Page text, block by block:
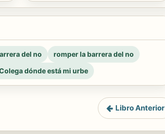
del no
romper la barrera del no
dónde está mi urbe
Libro Anterior